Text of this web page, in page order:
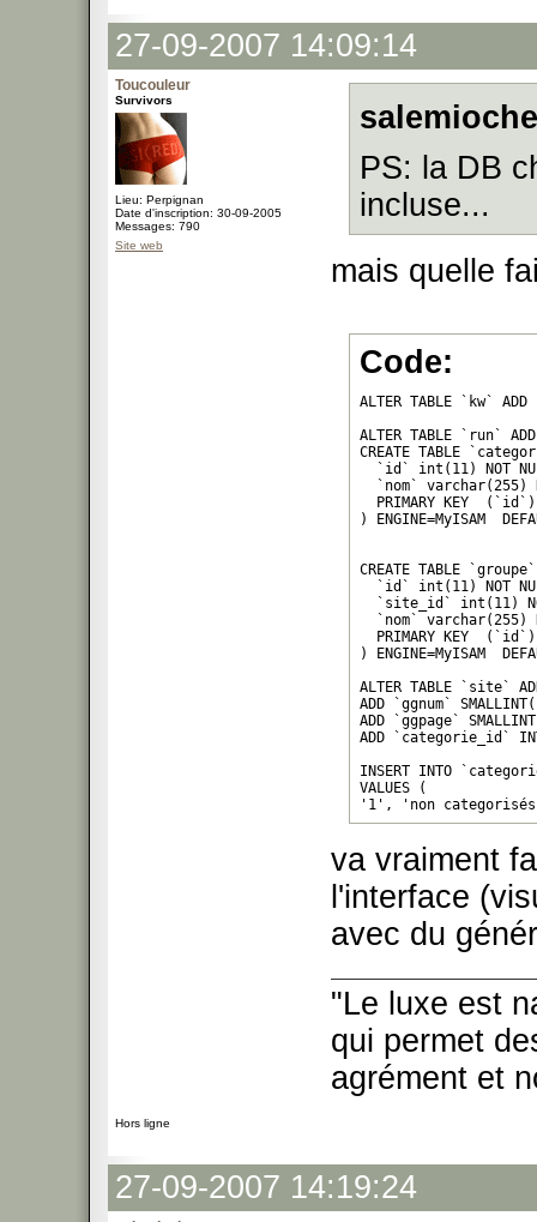
27-09-2007 14:09:14
Toucouleur
Survivors
Lieu: Perpignan
Date d'inscription: 30-09-2005
Messages: 790
Site web
PS: la DB
incluse...
mais quelle
Code:
ALTER TABLE `kw`
ALTER TABLE `run`
CREATE TABLE
`id` int(11) NOT
`nom` varchar(255)
  PRIMARY KEY  (`id`)
) ENGINE=MyISAM
CREATE TABLE
`id` int(11) NOT
`site_id` int(11)
`nom` varchar(255)
  PRIMARY KEY  (`id`)
) ENGINE=MyISAM
ALTER TABLE `site`
ADD `ggnum`
ADD `ggpage`
ADD `categorie_id`
INSERT INTO
VALUES (
'1', 'non
);
va vraiment
l'interface
avec du
"Le luxe est
qui permet
agrément et
Hors ligne
27-09-2007 14:19:24